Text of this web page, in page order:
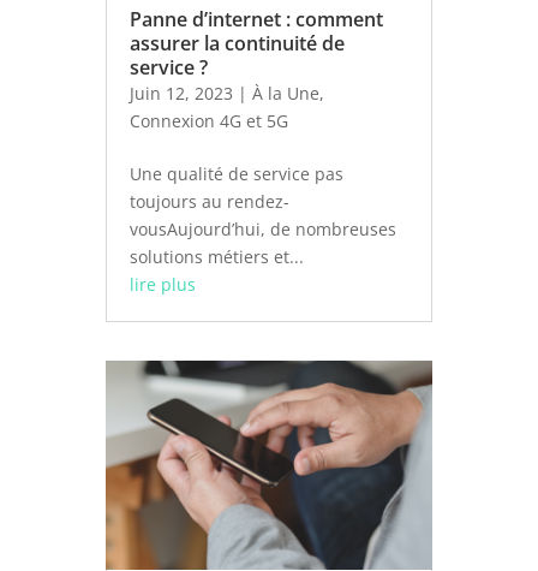
Panne d’internet : comment
assurer la continuité de
service ?
Juin 12, 2023 | À la Une,
Connexion 4G et 5G
Une qualité de service pas
toujours au rendez-
vousAujourd’hui, de nombreuses
solutions métiers et...
lire plus